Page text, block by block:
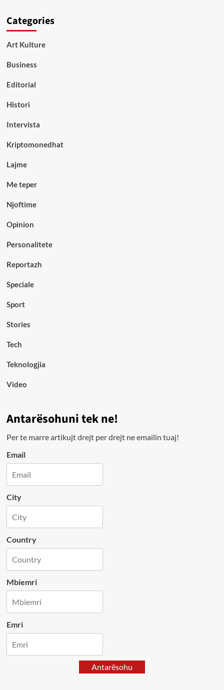
Categories
Art Kulture
Business
Editorial
Histori
Intervista
Kriptomonedhat
Lajme
Me teper
Njoftime
Opinion
Personalitete
Reportazh
Speciale
Sport
Stories
Tech
Teknologjia
Video
Antarësohuni tek ne!
Per te marre artikujt drejt per drejt ne emailin tuaj!
Email
City
Country
Mbiemri
Emri
Antarësohu